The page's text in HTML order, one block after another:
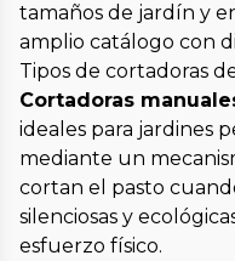
tamaños de jardín y
amplio catálogo con
Tipos de cortadoras
Cortadoras
ideales para jardines
mediante un
cortan el pasto
silenciosas y
esfuerzo físico.